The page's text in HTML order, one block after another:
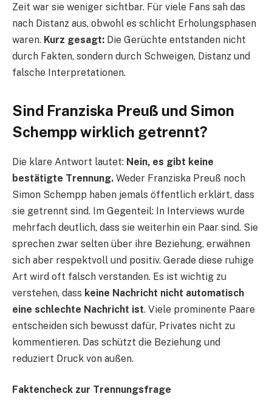
Zeit war sie weniger sichtbar. Für viele Fans sah das
nach Distanz aus, obwohl es schlicht Erholungsphasen
waren. Kurz gesagt: Die Gerüchte entstanden nicht
durch Fakten, sondern durch Schweigen, Distanz und
falsche Interpretationen.
Sind Franziska Preuß und Simon
Schempp wirklich getrennt?
Die klare Antwort lautet: Nein, es gibt keine
bestätigte Trennung. Weder Franziska Preuß noch
Simon Schempp haben jemals öffentlich erklärt, dass
sie getrennt sind. Im Gegenteil: In Interviews wurde
mehrfach deutlich, dass sie weiterhin ein Paar sind. Sie
sprechen zwar selten über ihre Beziehung, erwähnen
sich aber respektvoll und positiv. Gerade diese ruhige
Art wird oft falsch verstanden. Es ist wichtig zu
verstehen, dass keine Nachricht nicht automatisch
eine schlechte Nachricht ist. Viele prominente Paare
entscheiden sich bewusst dafür, Privates nicht zu
kommentieren. Das schützt die Beziehung und
reduziert Druck von außen.
Faktencheck zur Trennungsfrage